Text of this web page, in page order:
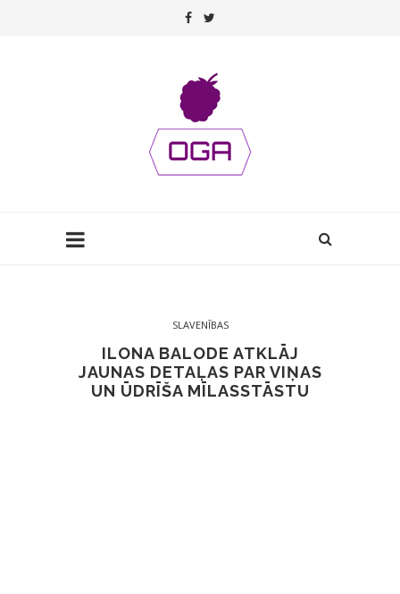
SLAVENĪBAS
ILONA BALODE ATKLĀJ
JAUNAS DETAĻAS PAR VIŅAS
UN ŪDRĪŠA MĪLASSTĀSTU